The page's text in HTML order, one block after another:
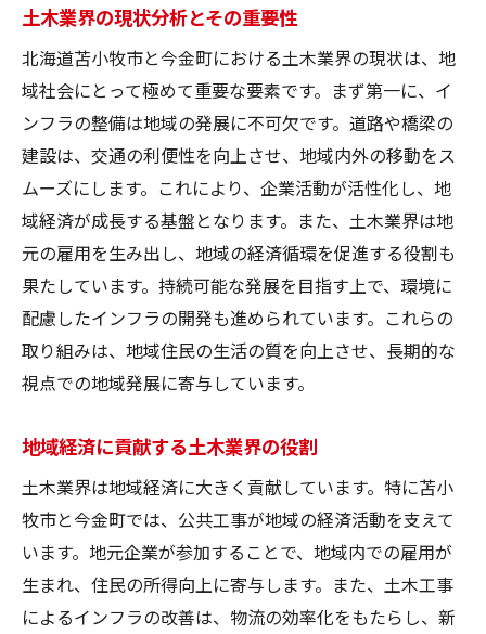
地域社会との連携が生む成果
革新的技術の導入とその効果
プロジェクト成功のための要因分析
今後のプロジェクト計画と展望
持続可能なインフラ整備で地域社会と共に歩む
土木業界
持続可能なインフラ整備への取り組み
地域住民の声を反映したインフラ計画
環境に配慮したインフラ技術の採用
持続可能な社会を支えるインフラの役割
地域との協力体制の構築と維持
持続可能な未来に向けたインフラ計画
地域活性化に寄与する土木技術の力
土木技術の進化と地域社会への影響
技術革新による地域課題の解決策
未来志向の土木技術がもたらす変化
土木業界の現状分析とその重要性
北海道苫小牧市と今金町における土木業界の現状は、地
域社会にとって極めて重要な要素です。まず第一に、イ
ンフラの整備は地域の発展に不可欠です。道路や橋梁の
建設は、交通の利便性を向上させ、地域内外の移動をス
ムーズにします。これにより、企業活動が活性化し、地
域経済が成長する基盤となります。また、土木業界は地
元の雇用を生み出し、地域の経済循環を促進する役割も
果たしています。持続可能な発展を目指す上で、環境に
配慮したインフラの開発も進められています。これらの
取り組みは、地域住民の生活の質を向上させ、長期的な
視点での地域発展に寄与しています。
地域経済に貢献する土木業界の役割
土木業界は地域経済に大きく貢献しています。特に苫小
牧市と今金町では、公共工事が地域の経済活動を支えて
います。地元企業が参加することで、地域内での雇用が
生まれ、住民の所得向上に寄与します。また、土木工事
によるインフラの改善は、物流の効率化をもたらし、新